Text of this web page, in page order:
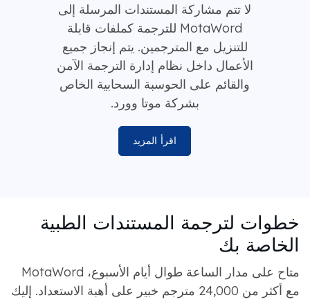
لا تتم مشاركة المستندات المرسلة إلى
MotaWord للترجمة كملفات قابلة
للتنزيل مع المترجمين. يتم إنجاز جميع
الأعمال داخل نظام إدارة الترجمة الآمن
والقائم على الحوسبة السحابية الخاص
بشركة موتا وورد.
اقرأ المزيد
خطوات لترجمة المستندات الطبية
الخاصة بك
MotaWord متاح على مدار الساعة طوال أيام الأسبوع،
مع أكثر من 24,000 مترجم خبير على أهبة الاستعداد. إليك